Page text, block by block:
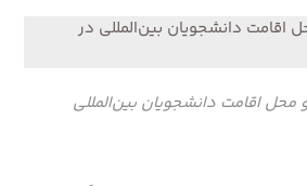
محل اقامت دانشجویان بین‌المللی